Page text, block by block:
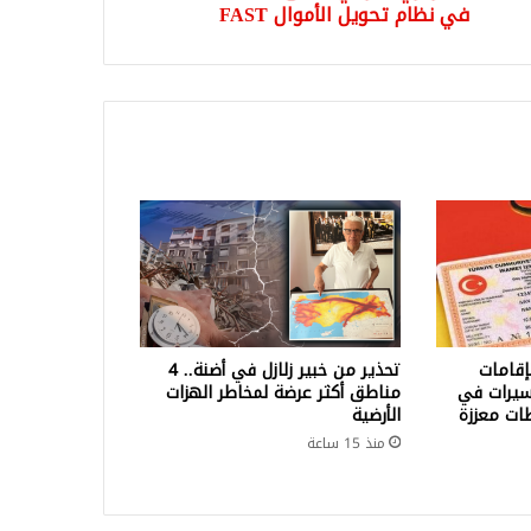
في نظام تحويل الأموال FAST
في
معززة
تحذير من خبير زلازل في أضنة.. 4
مناطق أكثر عرضة لمخاطر الهزات
الأرضية
منذ 15 ساعة